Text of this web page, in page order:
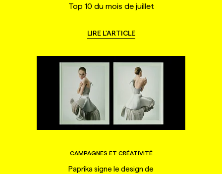
Top 10 du mois de juillet
LIRE L'ARTICLE
CAMPAGNES ET CRÉATIVITÉ
Paprika signe le design de